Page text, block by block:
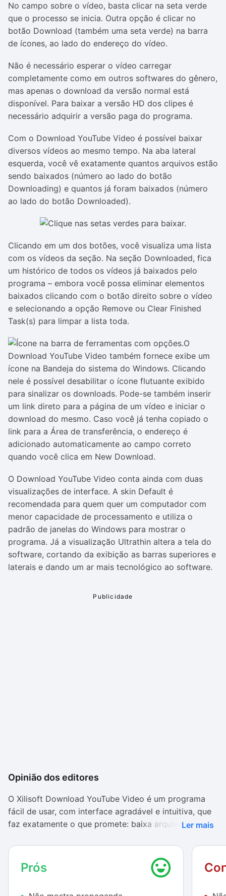
No campo sobre o vídeo, basta clicar na seta verde
que o processo se inicia. Outra opção é clicar no
botão Download (também uma seta verde) na barra
de ícones, ao lado do endereço do vídeo.
Não é necessário esperar o vídeo carregar
completamente como em outros softwares do gênero,
mas apenas o download da versão normal está
disponível. Para baixar a versão HD dos clipes é
necessário adquirir a versão paga do programa.
Com o Download YouTube Video é possível baixar
diversos vídeos ao mesmo tempo. Na aba lateral
esquerda, você vê exatamente quantos arquivos estão
sendo baixados (número ao lado do botão
Downloading) e quantos já foram baixados (número
ao lado do botão Downloaded).
Clicando em um dos botões, você visualiza uma lista
com os vídeos da seção. Na seção Downloaded, fica
um histórico de todos os vídeos já baixados pelo
programa – embora você possa eliminar elementos
baixados clicando com o botão direito sobre o vídeo
e selecionando a opção Remove ou Clear Finished
Task(s) para limpar a lista toda.
O
Download YouTube Video também fornece exibe um
ícone na Bandeja do sistema do Windows. Clicando
nele é possível desabilitar o ícone flutuante exibido
para sinalizar os downloads. Pode-se também inserir
um link direto para a página de um vídeo e iniciar o
download do mesmo. Caso você já tenha copiado o
link para a Área de transferência, o endereço é
adicionado automaticamente ao campo correto
quando você clica em New Download.
O Download YouTube Video conta ainda com duas
visualizações de interface. A skin Default é
recomendada para quem quer um computador com
menor capacidade de processamento e utiliza o
padrão de janelas do Windows para mostrar o
programa. Já a visualização Ultrathin altera a tela do
software, cortando da exibição as barras superiores e
laterais e dando um ar mais tecnológico ao software.
Opinião dos editores
O Xilisoft Download YouTube Video é um programa
fácil de usar, com interface agradável e intuitiva, que
faz exatamente o que promete: baixa arquivos do
A ausência das duas funções disponíveis na versão
paga (download em HD e conversão de vídeos), no
Ler mais
Prós